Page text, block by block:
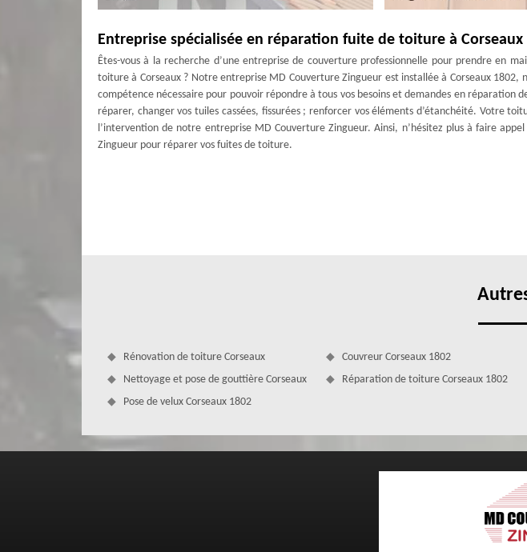
Entreprise spécialisée en réparation fuite de toiture à Corseaux
Êtes-vous à la recherche d’une entreprise de couverture professionnelle pour prendre en
toiture à Corseaux ? Notre entreprise MD Couverture Zingueur est installée à Corseaux 1802,
compétence nécessaire pour pouvoir répondre à tous vos besoins et demandes en réparation
réparer, changer vos tuiles cassées, fissurées ; renforcer vos éléments d’étanchéité. Votre
l’intervention de notre entreprise MD Couverture Zingueur. Ainsi, n’hésitez plus à faire
Zingueur pour réparer vos fuites de toiture.
Pour éviter la survenance de fuite sur votre toit, qu’il s’agit d’un toit : en pente, plate ou
Rénovation de toiture Corseaux
Nettoyage et pose de gouttière Corseaux
Pose de velux Corseaux 1802
Couvreur Corseaux 1802
Réparation de toiture Corseaux 1802